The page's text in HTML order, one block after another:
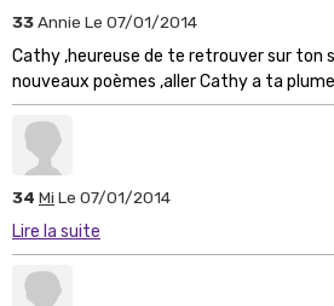
33Annie Le 07/01/2014
Cathy ,heureuse de te retrouver sur ton
nouveaux poèmes ,aller Cathy a ta plume
34 Mi Le 07/01/2014
Lire la suite